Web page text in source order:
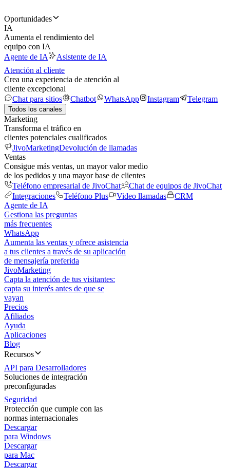
Oportunidades
IA
Aumenta el rendimiento del
equipo con IA
Agente de IA
Asistente de IA
Atención al cliente
Crea una experiencia de atención al
cliente excepcional
Chat para sitios
Chatbot WhatsApp Instagram Telegram
Todos los canales
Marketing
Transforma el tráfico en
clientes potenciales cualificados
JivoMarketingDevolución de llamadas
Ventas
Consigue más ventas, un mayor valor medio
de los pedidos y una mayor base de clientes
Teléfono empresarial de JivoChat
Chat de equipos de JivoChat
Integraciones
Teléfono Plus Video llamadas
CRM
Agente de IA
Gestiona las preguntas
más frecuentes
WhatsApp
Aumenta las ventas y ofrece asistencia
a tus clientes a través de su aplicación
de mensajería preferida
JivoMarketing
Capta la atención de tus visitantes:
capta su interés antes de que se
vayan
Precios
Afiliados
Ayuda
Aplicaciones
Blog
Recursos
API para Desarrolladores
Soluciones de integración
preconfiguradas
Seguridad
Protección que cumple con las
normas internacionales
Descargar
para Windows
Descargar
para Mac
Descargar